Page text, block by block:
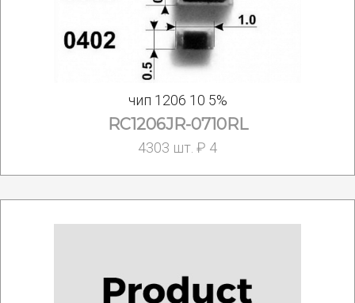
чип 1206 10 5%
RC1206JR-0710RL
4303 шт. ₽ 4